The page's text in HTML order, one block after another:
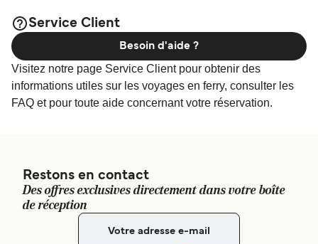
Buquebus - Buquebus, Av. Antártida Argentina 821, 1104
CABA
Service Client
Visitez notre page Service Client pour obtenir des
informations utiles sur les voyages en ferry, consulter les
FAQ et pour toute aide concernant votre réservation.
Besoin d'aide ?
Restons en contact
Des offres exclusives directement dans votre boîte
de réception